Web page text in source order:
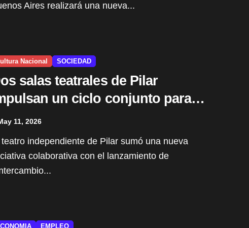
Aires realizará una nueva...
Nacional SOCIEDAD
salas teatrales de Pilar
un ciclo conjunto para
la escena independiente
11, 2026
colaborativa con el lanzamiento de
EMPLEO